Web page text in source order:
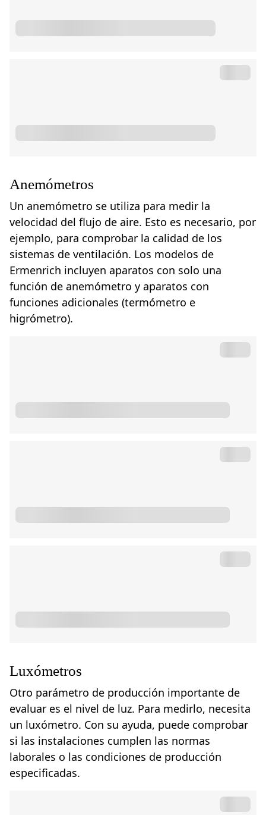
Anemómetros
Un anemómetro se utiliza para medir la
velocidad del flujo de aire. Esto es necesario, por
ejemplo, para comprobar la calidad de los
sistemas de ventilación. Los modelos de
Ermenrich incluyen aparatos con solo una
función de anemómetro y aparatos con
funciones adicionales (termómetro e
higrómetro).
Luxómetros
Otro parámetro de producción importante de
evaluar es el nivel de luz. Para medirlo, necesita
un luxómetro. Con su ayuda, puede comprobar
si las instalaciones cumplen las normas
laborales o las condiciones de producción
especificadas.